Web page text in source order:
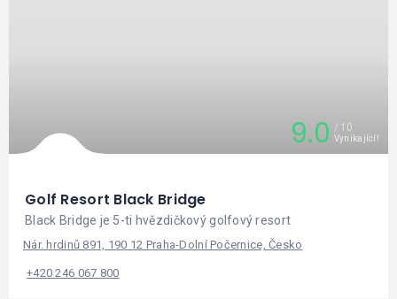
9.0 10
Vynikající!
Golf Resort Black Bridge
Black Bridge je 5-ti hvězdičkový golfový resort
Nár. hrdinů 891, 190 12 Praha-Dolní Počernice, Česko
+420 246 067 800